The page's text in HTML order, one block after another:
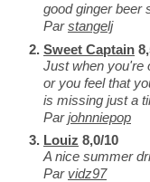
good ginger beer
Parstangelj
Sweet Captain
Just when you're
or you feel that
is missing just a
Parjohnniepop
Louiz 8,0/10
A nice summer
Par vidz97